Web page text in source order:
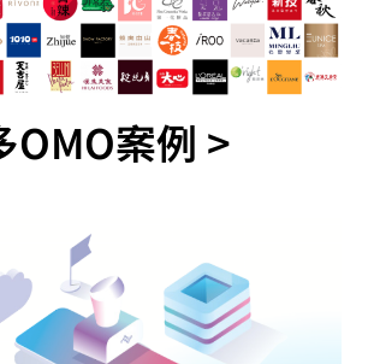
OMO案例 >